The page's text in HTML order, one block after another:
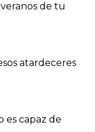
de tu
atardeceres
es capaz de